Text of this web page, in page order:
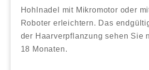
Hohlnadel mit Mikromotor oder
Roboter erleichtern. Das
der Haarverpflanzung sehen Sie
18 Monaten.